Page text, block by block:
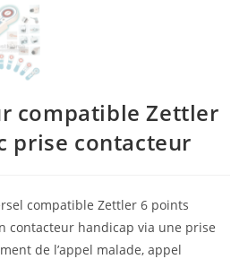
compatible Zettler
prise contacteur
compatible Zettler 6 points
contacteur handicap via une prise
de l’appel malade, appel